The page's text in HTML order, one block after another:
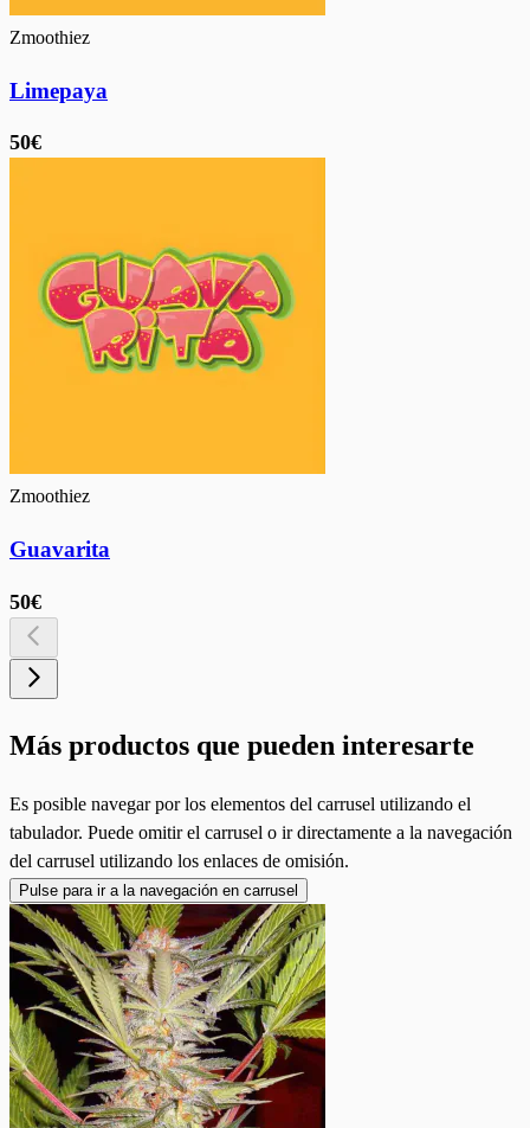
Zmoothiez
Limepaya
50€
Zmoothiez
Guavarita
50€
Más productos que pueden interesarte
Es posible navegar por los elementos del carrusel utilizando el
tabulador. Puede omitir el carrusel o ir directamente a la navegación
del carrusel utilizando los enlaces de omisión.
Pulse para ir a la navegación en carrusel